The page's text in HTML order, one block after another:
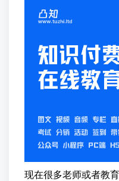
现在很多老师或者教